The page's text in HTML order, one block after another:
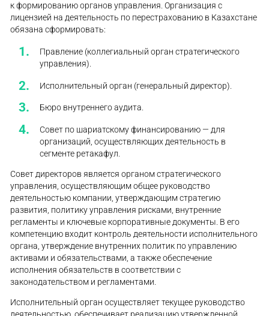
к формированию органов управления. Организация с
лицензией на деятельность по перестрахованию в Казахстане
обязана сформировать:
Правление (коллегиальный орган стратегического
управления).
Исполнительный орган (генеральный директор).
Бюро внутреннего аудита.
Совет по шариатскому финансированию — для
организаций, осуществляющих деятельность в
сегменте ретакафул.
Совет директоров является органом стратегического
управления, осуществляющим общее руководство
деятельностью компании, утверждающим стратегию
развития, политику управления рисками, внутренние
регламенты и ключевые корпоративные документы. В его
компетенцию входит контроль деятельности исполнительного
органа, утверждение внутренних политик по управлению
активами и обязательствами, а также обеспечение
исполнения обязательств в соответствии с
законодательством и регламентами.
Исполнительный орган осуществляет текущее руководство